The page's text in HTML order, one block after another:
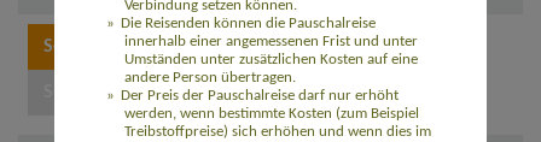
Verbindung setzen können.
Die Reisenden können die Pauschalreise
innerhalb einer angemessenen Frist und unter
Umständen unter zusätzlichen Kosten auf eine
andere Person übertragen.
Der Preis der Pauschalreise darf nur erhöht
werden, wenn bestimmte Kosten (zum Beispiel
Treibstoffpreise) sich erhöhen und wenn dies im